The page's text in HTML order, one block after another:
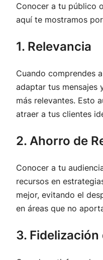
Conocer a tu público
aquí te mostramos
1. Relevancia
Cuando comprendes
adaptar tus mensajes
más relevantes. Esto
atraer a tus clientes
2. Ahorro de
Conocer a tu
recursos en
mejor, evitando el
en áreas que no
3.